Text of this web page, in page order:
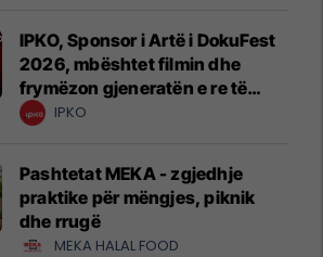
IPKO, Sponsor i Artë i DokuFest
2026, mbështet filmin dhe
frymëzon gjeneratën e re të
krijuesve
IPKO
Pashtetat MEKA - zgjedhje
praktike për mëngjes, piknik
dhe rrugë
MEKA HALAL FOOD